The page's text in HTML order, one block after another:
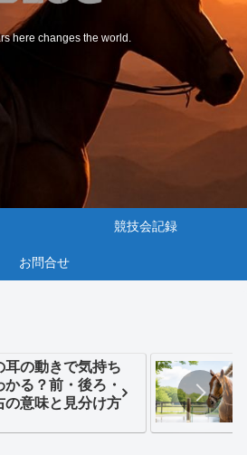
here changes the world.
競技会記録
お問合せ
耳の動きで気持ち
かる？前・後ろ・
の意味と見分け方